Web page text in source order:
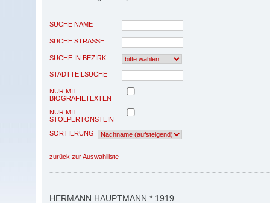
SUCHE NAME
SUCHE STRASSE
SUCHE IN BEZIRK
STADTTEILSUCHE
NUR MIT
BIOGRAFIETEXTEN
NUR MIT
STOLPERTONSTEIN
SORTIERUNG
zurück zur Auswahlliste
HERMANN HAUPTMANN * 1919